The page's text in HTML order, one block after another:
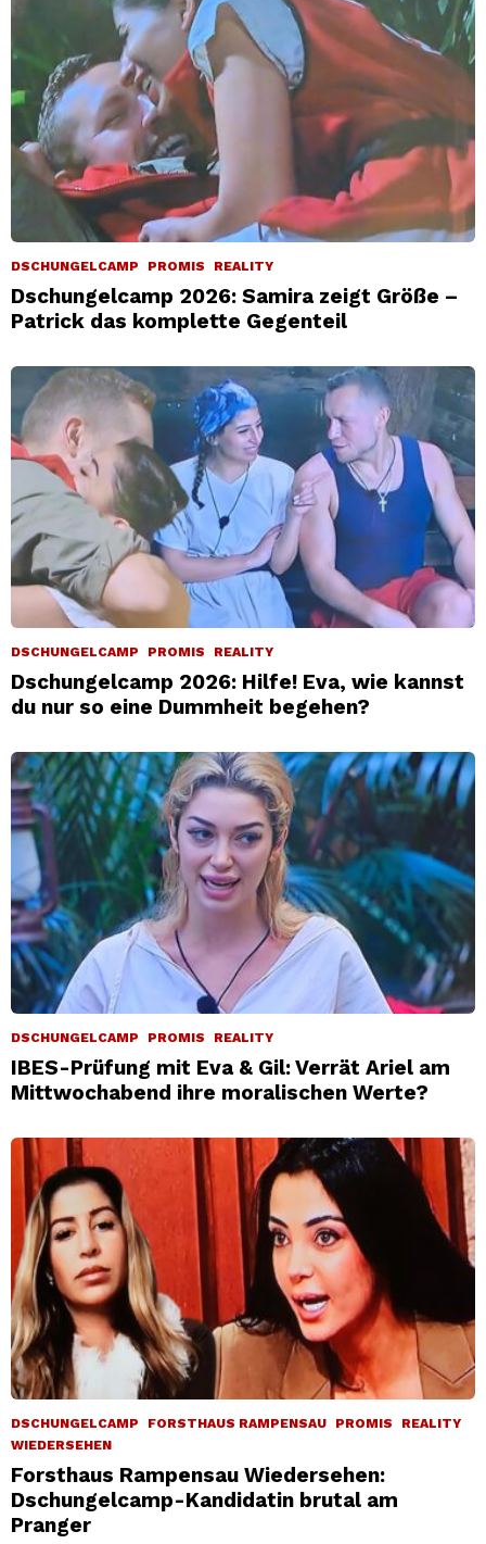
DSCHUNGELCAMP PROMIS REALITY
Dschungelcamp 2026: Samira zeigt Größe –
Patrick das komplette Gegenteil
DSCHUNGELCAMP PROMIS REALITY
Dschungelcamp 2026: Hilfe! Eva, wie kannst
du nur so eine Dummheit begehen?
DSCHUNGELCAMP PROMIS REALITY
IBES-Prüfung mit Eva & Gil: Verrät Ariel am
Mittwochabend ihre moralischen Werte?
DSCHUNGELCAMP FORSTHAUS RAMPENSAU PROMIS
REALITY
WIEDERSEHEN
Forsthaus Rampensau Wiedersehen:
Dschungelcamp-Kandidatin brutal am
Pranger